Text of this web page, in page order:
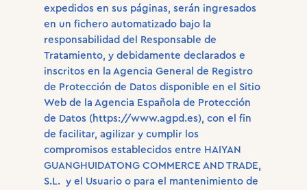
expedidos en sus páginas, serán ingresados ​​
en un fichero automatizado bajo la
responsabilidad del Responsable de
Tratamiento, y debidamente declarados e
inscritos en la Agencia General de Registro
de Protección de Datos disponible en el Sitio
Web de la Agencia Española de Protección
de Datos (https://www.agpd.es), con el fin
de facilitar, agilizar y cumplir los
compromisos establecidos entre HAIYAN
GUANGHUIDATONG COMMERCE AND TRADE,
S.L. y el Usuario o para el mantenimiento de